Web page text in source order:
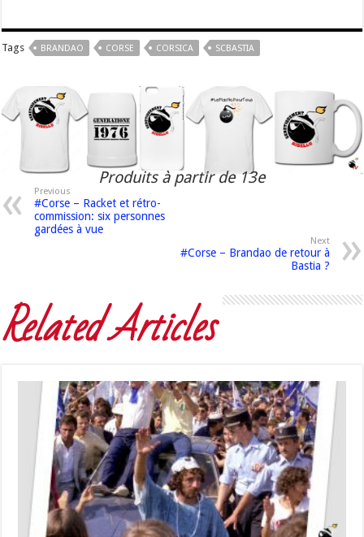
Tags BRANDAO CORSE CORSICA SCBASTIA
Produits à partir de 13e
Previous
#Corse – Racket et rétro-
commission: six personnes
gardées à vue
Next
#Corse – Brandao de retour à
Bastia ?
Related Articles